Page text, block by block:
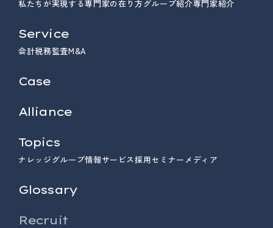
私たちが実現する専門家の在り方 グループ紹介専門家紹介
Service
会計税務監査M&A
Case
Alliance
Topics
ナレッジ グループ情報サービス採用セミナー メディア
Glossary
Recruit